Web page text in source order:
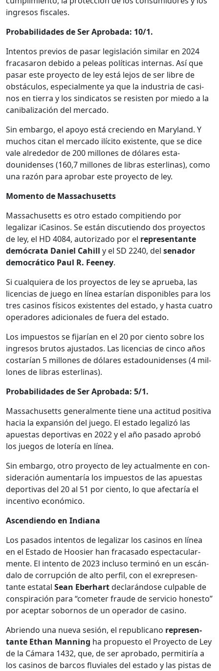
ingre­sos fis­cales.
Prob­a­bil­i­dades de Ser Aproba­da: 10/1.
Inten­tos pre­vios de pasar leg­is­lación sim­i­lar en 2024
fra­casaron debido a peleas políti­cas inter­nas. Así que
pasar este proyec­to de ley está lejos de ser libre de
obstácu­los, espe­cial­mente ya que la indus­tria de casi­
nos en tier­ra y los sindi­catos se resisten por miedo a la
cani­bal­ización del mer­ca­do.
Sin embar­go, el apoyo está cre­cien­do en Mary­land. Y
muchos citan el mer­ca­do ilíc­i­to exis­tente, que se dice
vale alrede­dor de 200 mil­lones de dólares esta­
dounidens­es (160,7 mil­lones de libras ester­li­nas), como
una razón para apro­bar este proyec­to de ley.
Momen­to de Mass­a­chu­setts
Mass­a­chu­setts es otro esta­do com­pi­tien­do por
legalizar iCas­i­nos. Se están dis­cutien­do dos proyec­tos
de ley, el HD 4084, autor­iza­do por el rep­re­sen­tante
demócra­ta Daniel Cahill y el SD 2240, del senador
democráti­co Paul R. Feeney.
Si cualquiera de los proyec­tos de ley se aprue­ba, las
licen­cias de juego en línea estarían disponibles para los
tres casi­nos físi­cos exis­tentes del esta­do, y has­ta cua­tro
oper­adores adi­cionales de fuera del esta­do.
Los impuestos se fijarían en el 20 por cien­to sobre los
ingre­sos bru­tos ajus­ta­dos. Las licen­cias de cin­co años
costarían 5 mil­lones de dólares esta­dounidens­es (4 mil­
lones de libras ester­li­nas).
Prob­a­bil­i­dades de Ser Aproba­da: 5/1.
Mass­a­chu­setts gen­eral­mente tiene una acti­tud pos­i­ti­va
hacia la expan­sión del juego. El esta­do legal­izó las
apues­tas deporti­vas en 2022 y el año pasa­do aprobó
los jue­gos de lotería en línea.
Sin embar­go, otro proyec­to de ley actual­mente en con­
sid­eración aumen­taría los impuestos de las apues­tas
deporti­vas del 20 al 51 por cien­to, lo que afec­taría el
incen­ti­vo económi­co.
Ascen­di­en­do en Indi­ana
Los pasa­dos inten­tos de legalizar los casi­nos en línea
en el Esta­do de Hoosier han fra­casa­do espec­tac­u­lar­
mente. El inten­to de 2023 inclu­so ter­minó en un escán­
da­lo de cor­rup­ción de alto per­fil, con el exrep­re­sen­
tante estatal Sean Eber­hartdeclar­án­dose cul­pa­ble de
con­spir­ación para “come­ter fraude de ser­vi­cio hon­esto”
por acep­tar sobor­nos de un oper­ador de casi­no.
Abrien­do una nue­va sesión, el repub­li­cano rep­re­sen­
tante Ethan Man­ning ha prop­uesto el Proyec­to de Ley
de la Cámara 1432, que, de ser aproba­do, per­mi­tiría a
los casi­nos de bar­cos flu­viales del esta­do y las pis­tas de